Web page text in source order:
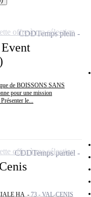
de BOISSONS SANS
pour une mission
le...
CDDTemps plein
offre à ma sélection
HA - 73 - VAL-CENIS
CDDTemps partiel
offre à ma sélection